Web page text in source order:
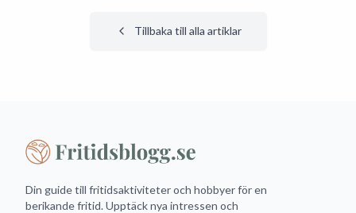
Tillbaka till alla artiklar
Din guide till fritidsaktiviteter och hobbyer för en
berikande fritid. Upptäck nya intressen och